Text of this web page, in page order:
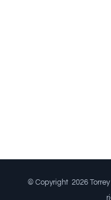
© Copyright 2026